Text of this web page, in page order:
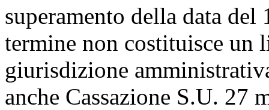
superamento della data
termine non costituisce un
giurisdizione
anche Cassazione S.U. 27